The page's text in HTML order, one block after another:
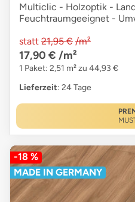
Multiclic - Holzoptik -
Feuchtraumgeeignet -
statt 21,95 € /m²
17,90 € /m²
1 Paket: 2,51 m² zu 44,93 €
Lieferzeit: 24 Tage
-18 %
MADE IN GERMANY